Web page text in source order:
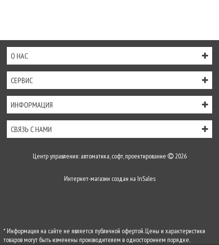
О НАС
СЕРВИС
ИНФОРМАЦИЯ
СВЯЗЬ С НАМИ
Центр управления: автоматика, софт, проектирование 2026
Интернет-магазин создан на InSales
* Информация на сайте не является публичной офертой. Цены и характеристики
товаров могут быть изменены производителем в одностороннем порядке.